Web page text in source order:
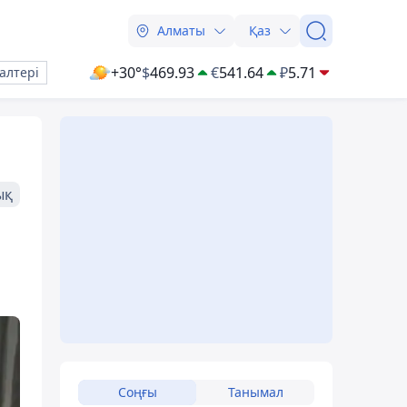
Алматы Қаз
+30°$469.93 €541.64 ₽5.71
Соңғы Танымал